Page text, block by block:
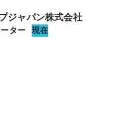
ジャパン株式会社
ター 現在